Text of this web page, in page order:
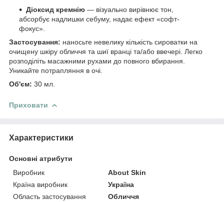
Діоксид кремнію — візуально вирівнює тон,
абсорбує надлишки себуму, надає ефект «софт-
фокус».
Застосування: наносьте невелику кількість сироватки на
очищену шкіру обличчя та шиї вранці та/або ввечері. Легко
розподіліть масажними рухами до повного вбирання.
Уникайте потрапляння в очі.
Об'єм: 30 мл.
Приховати
Характеристики
Основні атрибути
Виробник
About Skin
Країна виробник
Україна
Область застосування
Обличчя